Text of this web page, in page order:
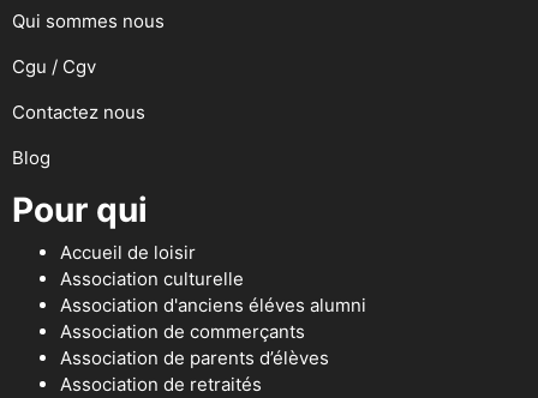
Qui sommes nous
Cgu / Cgv
Contactez nous
Blog
Pour qui
Accueil de loisir
Association culturelle
Association d'anciens éléves alumni
Association de commerçants
Association de parents d’élèves
Association de retraités